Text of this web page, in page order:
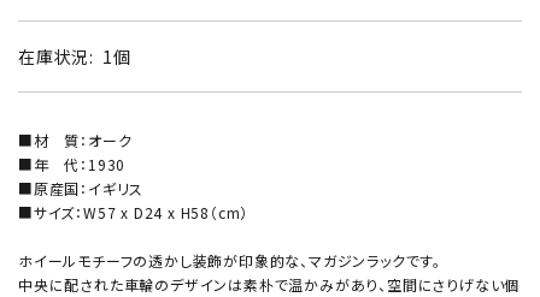
在庫状況: 1個
■材 質：オーク
■年 代：1930
■原産国：イギリス
■サイズ：W57 x D24 x H58（cm）
ホイールモチーフの透かし装飾が印象的な、マガジンラックです。
中央に配された車輪のデザインは素朴で温かみがあり、空間にさりげない個